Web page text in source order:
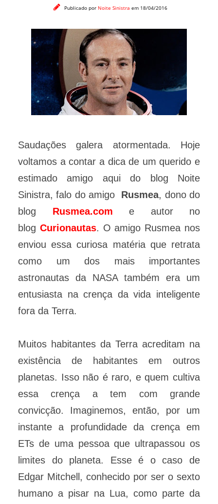
Publicado por Noite Sinistra em 18/04/2016
Saudações galera atormentada. Hoje
voltamos a contar a dica de um querido e
estimado amigo aqui do blog Noite
Sinistra, falo do amigo Rusmea, dono do
blog Rusmea.com e autor no
blog Curionautas. O amigo Rusmea nos
enviou essa curiosa matéria que retrata
como um dos mais importantes
astronautas da NASA também era um
entusiasta na crença da vida inteligente
fora da Terra.
Muitos habitantes da Terra acreditam na
existência de habitantes em outros
planetas. Isso não é raro, e quem cultiva
essa crença a tem com grande
convicção. Imaginemos, então, por um
instante a profundidade da crença em
ETs de uma pessoa que ultrapassou os
limites do planeta. Esse é o caso de
Edgar Mitchell, conhecido por ser o sexto
humano a pisar na Lua, como parte da